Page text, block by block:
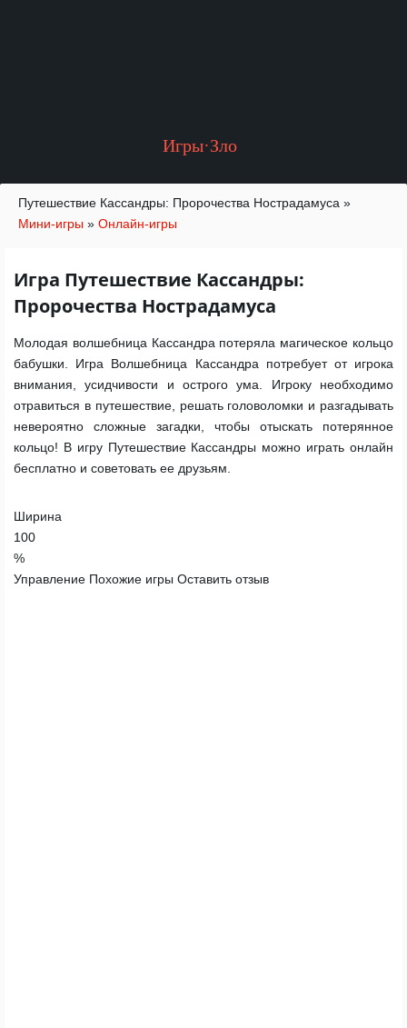
Игры·Зло
Путешествие Кассандры: Пророчества Нострадамуса »
Мини-игры » Онлайн-игры
Игра Путешествие Кассандры:
Пророчества Нострадамуса
Молодая волшебница Кассандра потеряла магическое кольцо
бабушки. Игра Волшебница Кассандра потребует от игрока
внимания, усидчивости и острого ума. Игроку необходимо
отравиться в путешествие, решать головоломки и разгадывать
невероятно сложные загадки, чтобы отыскать потерянное
кольцо! В игру Путешествие Кассандры можно играть онлайн
бесплатно и советовать ее друзьям.
Ширина
100
%
Управление Похожие игры Оставить отзыв